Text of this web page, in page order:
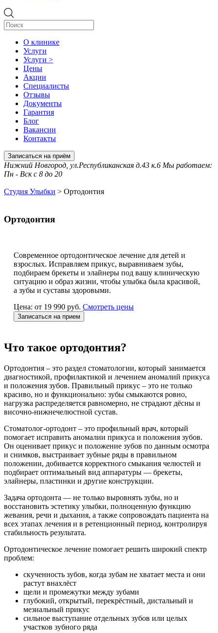
О клинике
Услуги
Услуги >
Цены
Акции
Специалисты
Отзывы
Документы
Гарантия
Блог
Вакансии
Контакты
Записаться на приём
Нижний Новгород, ул.Республиканская д.43 к.6 Мы работаем:
Пн - Вск с 8 до 20
Студия Улыбки > Ортодонтия
Ортодонтия
Современное ортодонтическое лечение для детей и
взрослых. Исправляем прикус, выравниваем зубы,
подбираем брекеты и элайнеры под вашу клиническую
ситуацию и образ жизни, чтобы улыбка была красивой,
а зубы и суставы здоровыми.
Цена: от 19 990 руб. Смотреть цены
Записаться на прием
Что такое ортодонтия?
Ортодонтия – это раздел стоматологии, который занимается
диагностикой, профилактикой и лечением аномалий прикуса
и положения зубов. Правильный прикус – это не только
красиво, но и функционально: зубы смыкаются ровно,
нагрузка распределяется равномерно, не страдают дёсны и
височно-нижнечелюстной сустав.
Стоматолог-ортодонт – это профильный врач, который
помогает исправить аномалии прикуса и положения зубов.
Он оценивает прикус и положение зубов по данным осмотра
и снимков, выстраивает зубные ряды в правильном
положении, добивается корректного смыкания челюстей и
подбирает оптимальный вид аппаратуры — брекеты,
элайнеры, пластинки и другие конструкции.
Задача ортодонта — не только выровнять зубы, но и
восстановить эстетику улыбки, полноценную функцию
жевания, речи и дыхания, а также сопровождать пациента на
всех этапах лечения и в ретенционный период, контролируя
стабильность результата.
Ортодонтическое лечение помогает решить широкий спектр
проблем:
скученность зубов, когда зубам не хватает места и они
растут внахлёст
щели и промежутки между зубами
глубокий, открытый, перекрёстный, дистальный и
мезиальный прикус
сильное выступание отдельных зубов или целых
участков зубного ряда